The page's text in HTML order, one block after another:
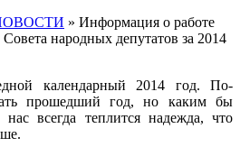
» Информация о работе
народных депутатов за 2014
календарный 2014 год. По-
прошедший год, но каким бы
всегда теплится надежда, что